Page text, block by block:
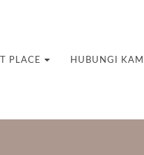
PLACE HUBUNGI KAMI